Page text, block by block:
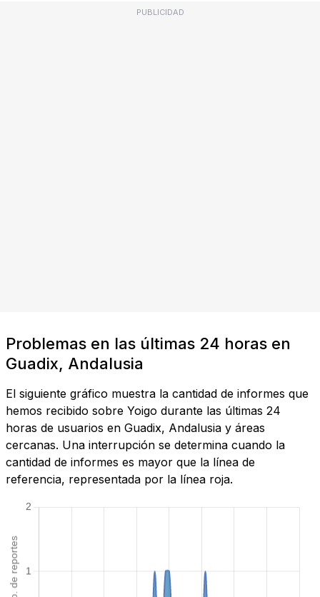
PUBLICIDAD
Problemas en las últimas 24 horas en
Guadix, Andalusia
El siguiente gráfico muestra la cantidad de informes que
hemos recibido sobre Yoigo durante las últimas 24
horas de usuarios en Guadix, Andalusia y áreas
cercanas. Una interrupción se determina cuando la
cantidad de informes es mayor que la línea de
referencia, representada por la línea roja.